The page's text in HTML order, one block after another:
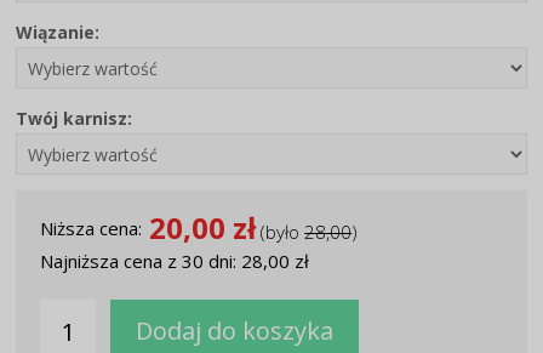
Wiązanie:
Twój karnisz:
Niższa cena: 20,00 zł(było28,00)
Najniższa cena z 30 dni: 28,00 zł